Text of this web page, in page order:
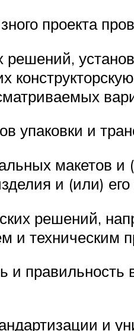
проекта
упаковки и
макетов
и (или)
решений,
и техническим
и
и